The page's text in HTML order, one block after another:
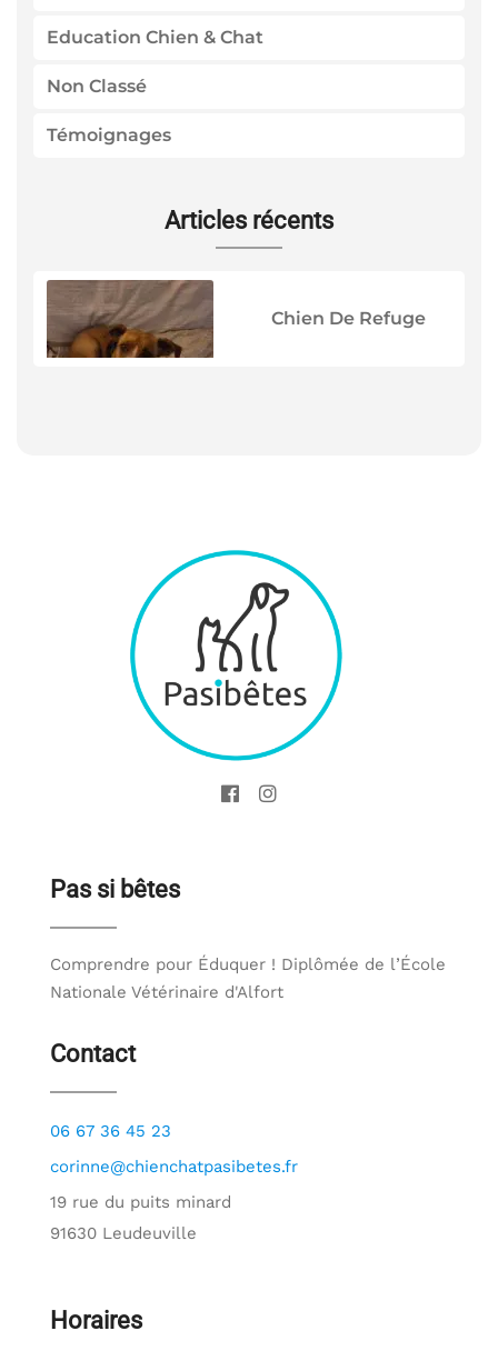
Education Chien & Chat
Non Classé
Témoignages
Articles récents
Chien De Refuge
Pas si bêtes
Comprendre pour Éduquer ! Diplômée de l’École
Nationale Vétérinaire d'Alfort
Contact
06 67 36 45 23
corinne@chienchatpasibetes.fr
19 rue du puits minard
91630 Leudeuville
Horaires